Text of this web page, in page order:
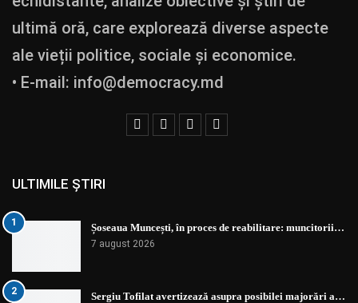
ultimă oră, care explorează diverse aspecte
ale vieții politice, sociale și economice.
• E-mail: info@democracy.md
ULTIMILE ȘTIRI
1 Șoseaua Muncești, în proces de reabilitare: muncitorii…
7 august 2026
2 Sergiu Tofilat avertizează asupra posibilei majorări a…